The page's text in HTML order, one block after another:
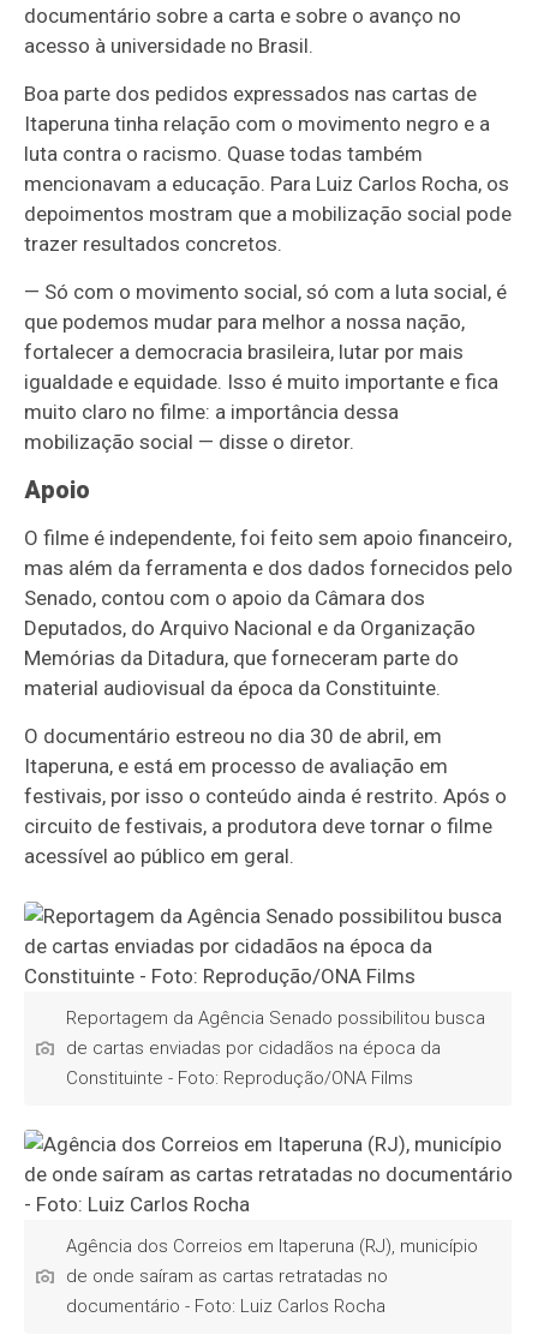
documentário sobre a carta e sobre o avanço no
acesso à universidade no Brasil.
Boa parte dos pedidos expressados nas cartas de
Itaperuna tinha relação com o movimento negro e a
luta contra o racismo. Quase todas também
mencionavam a educação. Para Luiz Carlos Rocha, os
depoimentos mostram que a mobilização social pode
trazer resultados concretos.
— Só com o movimento social, só com a luta social, é
que podemos mudar para melhor a nossa nação,
fortalecer a democracia brasileira, lutar por mais
igualdade e equidade. Isso é muito importante e fica
muito claro no filme: a importância dessa
mobilização social — disse o diretor.
Apoio
O filme é independente, foi feito sem apoio financeiro,
mas além da ferramenta e dos dados fornecidos pelo
Senado, contou com o apoio da Câmara dos
Deputados, do Arquivo Nacional e da Organização
Memórias da Ditadura, que forneceram parte do
material audiovisual da época da Constituinte.
O documentário estreou no dia 30 de abril, em
Itaperuna, e está em processo de avaliação em
festivais, por isso o conteúdo ainda é restrito. Após o
circuito de festivais, a produtora deve tornar o filme
acessível ao público em geral.
Reportagem da Agência Senado possibilitou busca
de cartas enviadas por cidadãos na época da
Constituinte - Foto: Reprodução/ONA Films
Agência dos Correios em Itaperuna (RJ), município
de onde saíram as cartas retratadas no
documentário - Foto: Luiz Carlos Rocha